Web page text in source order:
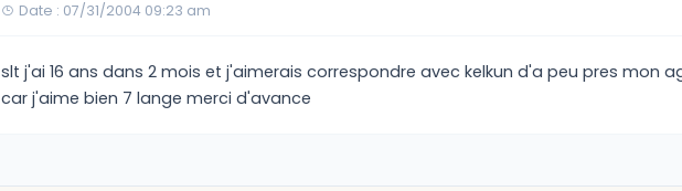
Date : 07/31/2004 09:23 am
slt j'ai 16 ans dans 2 mois et j'aimerais correspondre avec kelkun d'a peu pres mon
car j'aime bien 7 lange merci d'avance